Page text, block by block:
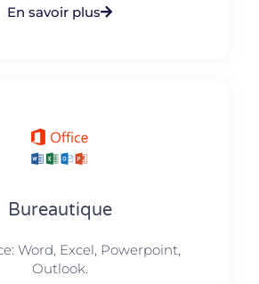
En savoir plus
Bureautique
Word, Excel, Powerpoint,
Outlook.​